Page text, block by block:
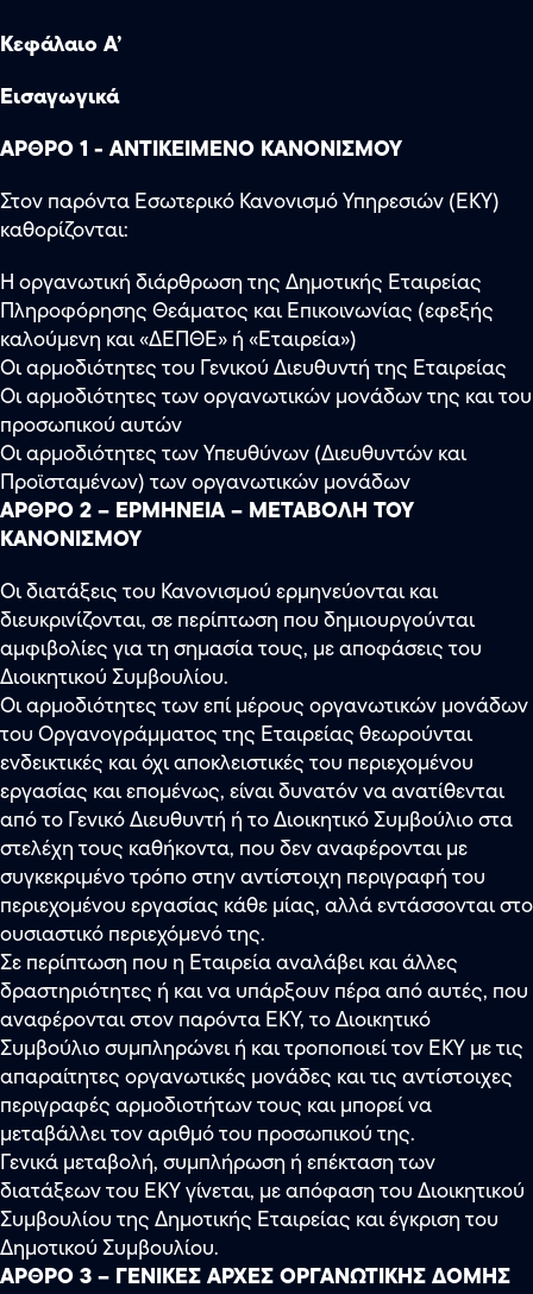
Κεφάλαιο Α’
Εισαγωγικά
ΑΡΘΡΟ 1 - ΑΝΤΙΚΕΙΜΕΝΟ ΚΑΝΟΝΙΣΜΟΥ
Στον παρόντα Εσωτερικό Κανονισμό Υπηρεσιών (ΕΚΥ)
καθορίζονται:
Η οργανωτική διάρθρωση της Δημοτικής Εταιρείας
Πληροφόρησης Θεάματος και Επικοινωνίας (εφεξής
καλούμενη και «ΔΕΠΘΕ» ή «Εταιρεία»)
Οι αρμοδιότητες του Γενικού Διευθυντή της Εταιρείας
Οι αρμοδιότητες των οργανωτικών μονάδων της και του
προσωπικού αυτών
Οι αρμοδιότητες των Υπευθύνων (Διευθυντών και
Προϊσταμένων) των οργανωτικών μονάδων
ΑΡΘΡΟ 2 – ΕΡΜΗΝΕΙΑ – ΜΕΤΑΒΟΛΗ ΤΟΥ
ΚΑΝΟΝΙΣΜΟΥ
Οι διατάξεις του Κανονισμού ερμηνεύονται και
διευκρινίζονται, σε περίπτωση που δημιουργούνται
αμφιβολίες για τη σημασία τους, με αποφάσεις του
Διοικητικού Συμβουλίου.
Οι αρμοδιότητες των επί μέρους οργανωτικών μονάδων
του Οργανογράμματος της Εταιρείας θεωρούνται
ενδεικτικές και όχι αποκλειστικές του περιεχομένου
εργασίας και επομένως, είναι δυνατόν να ανατίθενται
από το Γενικό Διευθυντή ή το Διοικητικό Συμβούλιο στα
στελέχη τους καθήκοντα, που δεν αναφέρονται με
συγκεκριμένο τρόπο στην αντίστοιχη περιγραφή του
περιεχομένου εργασίας κάθε μίας, αλλά εντάσσονται στο
ουσιαστικό περιεχόμενό της.
Σε περίπτωση που η Εταιρεία αναλάβει και άλλες
δραστηριότητες ή και να υπάρξουν πέρα από αυτές, που
αναφέρονται στον παρόντα ΕΚΥ, το Διοικητικό
Συμβούλιο συμπληρώνει ή και τροποποιεί τον ΕΚΥ με τις
απαραίτητες οργανωτικές μονάδες και τις αντίστοιχες
περιγραφές αρμοδιοτήτων τους και μπορεί να
μεταβάλλει τον αριθμό του προσωπικού της.
Γενικά μεταβολή, συμπλήρωση ή επέκταση των
διατάξεων του ΕΚΥ γίνεται, με απόφαση του Διοικητικού
Συμβουλίου της Δημοτικής Εταιρείας και έγκριση του
Δημοτικού Συμβουλίου.
ΑΡΘΡΟ 3 – ΓΕΝΙΚΕΣ ΑΡΧΕΣ ΟΡΓΑΝΩΤΙΚΗΣ ΔΟΜΗΣ